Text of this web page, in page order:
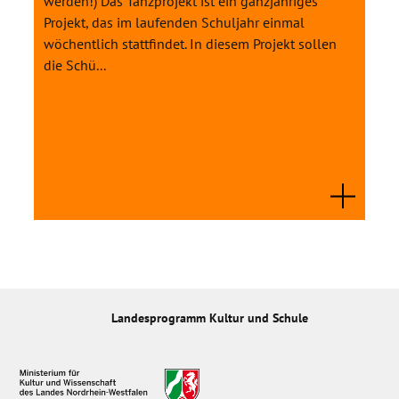
Projekt, das im laufenden Schuljahr einmal
wöchentlich stattfindet. In diesem Projekt sollen
die Schü...
Landesprogramm Kultur und Schule